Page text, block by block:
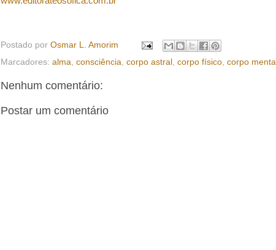
Postado por Osmar L. Amorim
Marcadores: alma consciência corpo astral corpo físico corpo mental
Nenhum comentário:
Postar um comentário